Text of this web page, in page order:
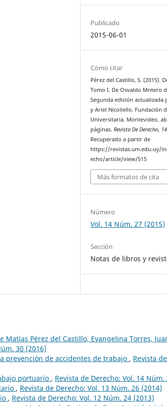
Publicado
2015-06-01
Cómo citar
Pérez del Castillo, S. (2015).
Tomo I. De Osvaldo Mntero
Segunda edición actualizada
y Ariel Nicoliello. Fundación
Universitaria. Montevideo,
páginas.Revista De Derecho, 14
Recuperado a partir de
https://revistas.um.edu.uy/
echo/article/view/515
Más formatos de cita
Número
Vol. 14 Núm. 27 (2015)
Sección
Notas de libros y
Matías Pérez del Castillo, Evangelina Torres,
30 (2016)
prevención de accidentes de trabajo , Revista
portuario , Revista de Derecho: Vol. 14 Núm.
, Revista de Derecho: Vol. 13 Núm. 26 (2014)
, Revista de Derecho: Vol. 12 Núm. 24 (2013)